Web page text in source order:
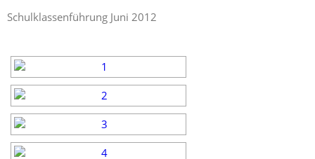
Schulklassenführung Juni 2012